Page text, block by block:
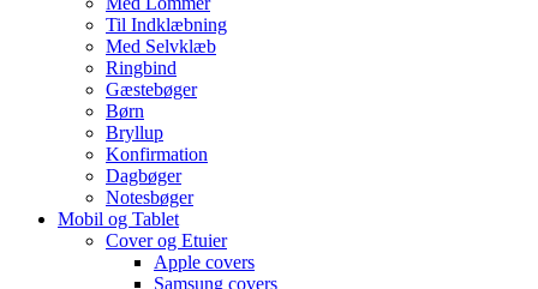
Til Indklæbning
Med Selvklæb
Ringbind
Gæstebøger
Børn
Bryllup
Konfirmation
Dagbøger
Notesbøger
Mobil og Tablet
Cover og Etuier
Apple covers
Samsung covers